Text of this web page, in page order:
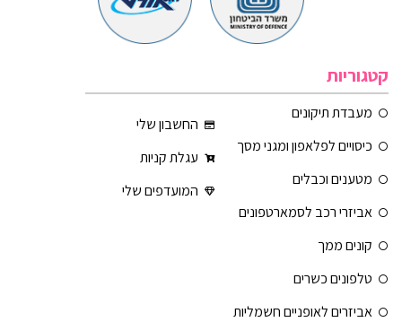
קטגוריות
מעבדת תיקונים
כיסויים לפלאפון ומגני מסך
מטענים וכבלים
אביזרי רכב לסמארטפונים
קונים ממך
טלפונים כשרים
אביזרים לאופניים חשמליות
החשבון שלי
עגלת קניות
המועדפים שלי